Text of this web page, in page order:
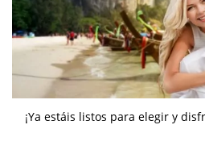
¡Ya estáis listos para elegir y